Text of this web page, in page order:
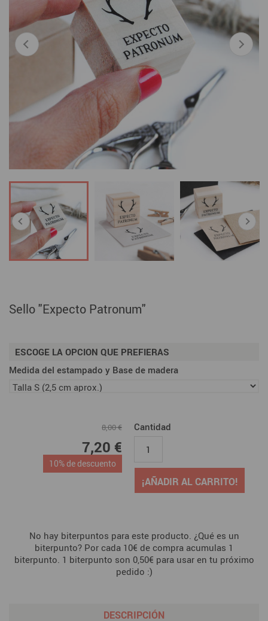
Sello "Expecto Patronum"
ESCOGE LA OPCION QUE PREFIERAS
Medida del estampado y Base de madera
8,00 €
7,20 €
10% de descuento
Cantidad
¡AÑADIR AL CARRITO!
No hay biterpuntos para este producto. ¿Qué es un
biterpunto? Por cada 10€ de compra acumulas 1
biterpunto. 1 biterpunto son 0,50€ para usar en tu próximo
pedido :)
DESCRIPCIÓN